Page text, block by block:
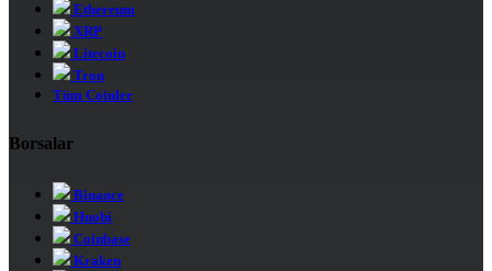
Ethereum
XRP
Litecoin
Tron
Tüm Coinler
Borsalar
Binance
Huobi
Coinbase
Kraken